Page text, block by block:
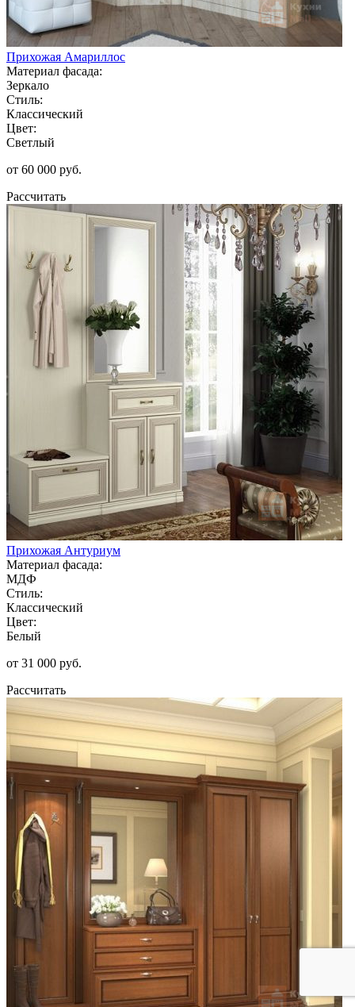
Прихожая Амариллос
Материал фасада:
Зеркало
Стиль:
Классический
Цвет:
Светлый
от 60 000 руб.
Рассчитать
Прихожая Антуриум
Материал фасада:
МДФ
Стиль:
Классический
Цвет:
Белый
от 31 000 руб.
Рассчитать